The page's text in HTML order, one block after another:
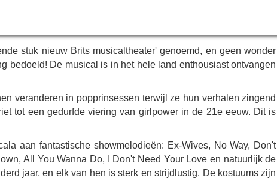
stuk nieuw Brits musicaltheater' genoemd, en geen wonder
bedoeld! De musical is in het hele land enthousiast ontvangen
veranderen in popprinsessen terwijl ze hun verhalen zingend
tot een gedurfde viering van girlpower in de 21eeeuw. Dit is
aan fantastische showmelodieën: Ex-Wives, No Way, Don't
All You Wanna Do, I Don't Need Your Love en natuurlijk de
jaar, en elk van hen is sterk en strijdlustig. De kostuums zijn